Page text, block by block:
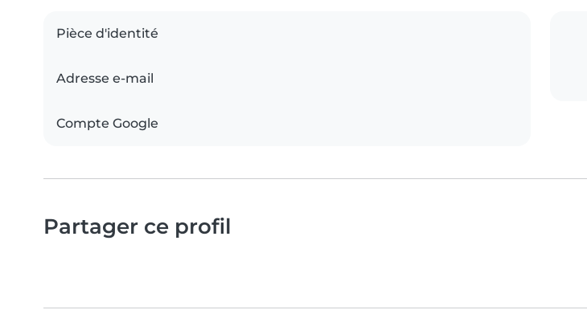
Pièce d'identité
Adresse e-mail
Compte Google
Partager ce profil